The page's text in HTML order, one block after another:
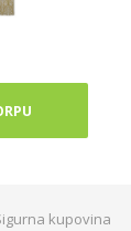
kupovina